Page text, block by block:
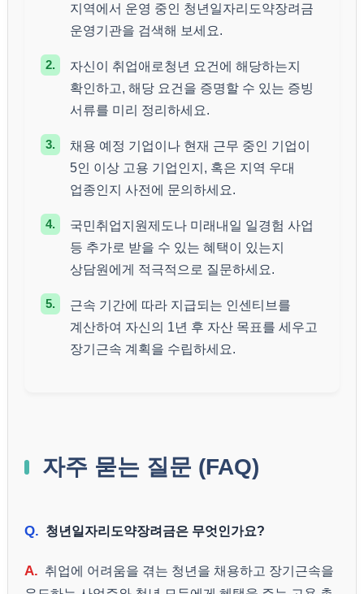
지역에서 운영 중인 청년일자리도약장려금
운영기관을 검색해 보세요.
2.
자신이 취업애로청년 요건에 해당하는지
확인하고, 해당 요건을 증명할 수 있는 증빙
서류를 미리 정리하세요.
3.
채용 예정 기업이나 현재 근무 중인 기업이
5인 이상 고용 기업인지, 혹은 지역 우대
업종인지 사전에 문의하세요.
4.
국민취업지원제도나 미래내일 일경험 사업
등 추가로 받을 수 있는 혜택이 있는지
상담원에게 적극적으로 질문하세요.
5.
근속 기간에 따라 지급되는 인센티브를
계산하여 자신의 1년 후 자산 목표를 세우고
장기근속 계획을 수립하세요.
자주 묻는 질문 (FAQ)
Q. 청년일자리도약장려금은 무엇인가요?
A. 취업에 어려움을 겪는 청년을 채용하고 장기근속을